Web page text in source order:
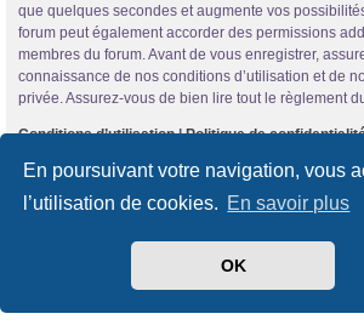
En poursuivant votre navigation, vous
l’utilisation de cookies. En savoir plus
OK
que quelques secondes et augmente vos
forum peut également accorder des permissions
membres du forum. Avant de vous enregistrer,
connaissance de nos conditions d’utilisation et de
privée. Assurez-vous de bien lire tout le règlement
Conditions d’utilisation|Politique de
S’enregistrer
Supprimer les cookies